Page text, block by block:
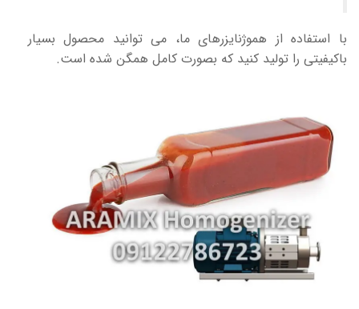
با استفاده از هموژنایزرهای ما، می توانید محصول بسیار
باکیفیتی را تولید کنید که بصورت کامل همگن شده است.